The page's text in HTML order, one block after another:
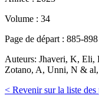
Volume : 34
Page de départ : 885-898
Auteurs: Jhaveri, K, Eli,
Zotano, A, Unni, N & al,
< Revenir sur la liste